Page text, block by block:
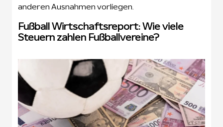
anderen Ausnahmen vorliegen.
Fußball Wirtschaftsreport: Wie viele
Steuern zahlen Fußballvereine?